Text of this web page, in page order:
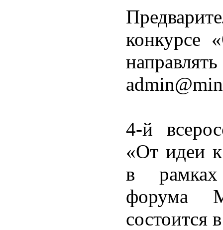
конкурсе
4-й
«От идеи к
в рамках
форума
состоится